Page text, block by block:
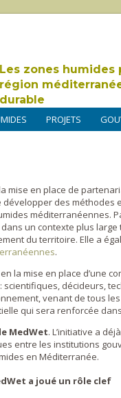
Les zones humides
région
durable
PROJETS
mise en place de
des méthodes
méditerranéennes.
un contexte plus
du territoire. Elle a
.
la mise en place d’une
décideurs,
venant de tous les
qui sera renforcée
MedWet. L’initiative a
entre les institutions
en Méditerranée.
a joué un rôle clef